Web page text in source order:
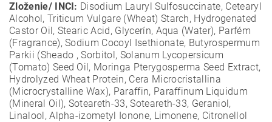
Zloženie/ INCI: Disodium Lauryl Sulfosuccinate, Cetearyl
Alcohol, Triticum Vulgare (Wheat) Starch, Hydrogenated
Castor Oil, Stearic Acid, Glycerín, Aqua (Water), Parfém
(Fragrance), Sodium Cocoyl Isethionate, Butyrospermum
Parkii (Sheado , Sorbitol, Solanum Lycopersicum
(Tomato) Seed Oil, Moringa Pterygosperma Seed Extract,
Hydrolyzed Wheat Protein, Cera Microcristallina
(Microcrystalline Wax), Paraffin, Paraffinum Liquidum
(Mineral Oil), Soteareth-33, Soteareth-33, Geraniol,
Linalool, Alpha-izometyl Ionone, Limonene, Citronellol